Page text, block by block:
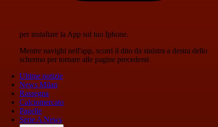
per installare la App sul tuo Iphone.
Mentre navighi nell'app, scorri il dito da sinistra a destra dello
schermo per tornare alle pagine precedenti
Ultime notizie
News Milan
Rassegna
Calciomercato
Pagelle
Serie A News